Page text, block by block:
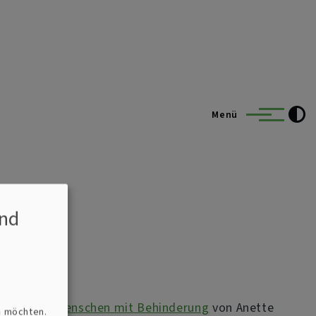
Menü
für Menschen mit Behinderung von Anette